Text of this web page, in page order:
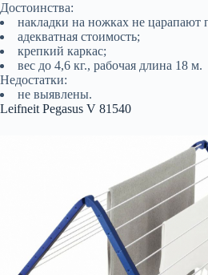
Достоинства:
накладки на ножках не царапают
адекватная стоимость;
крепкий каркас;
вес до 4,6 кг., рабочая длина 18 м.
Недостатки:
не выявлены.
Leifneit Pegasus V 81540